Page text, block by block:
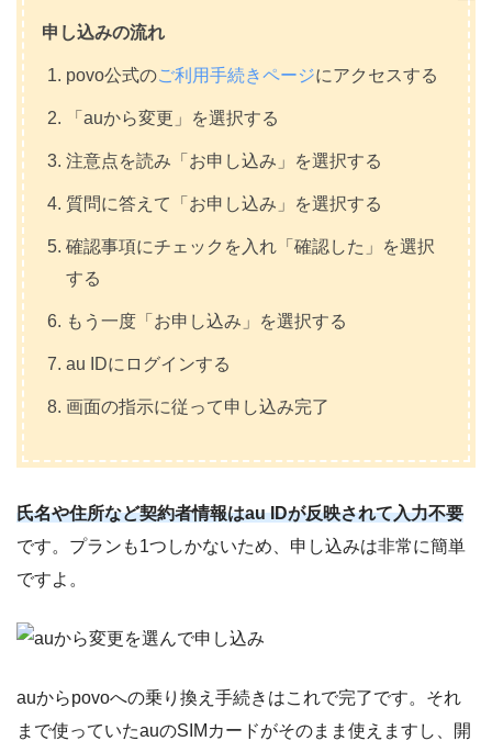
申し込みの流れ
povo公式のご利用手続きページにアクセスする
「auから変更」を選択する
注意点を読み「お申し込み」を選択する
質問に答えて「お申し込み」を選択する
確認事項にチェックを入れ「確認した」を選択
する
もう一度「お申し込み」を選択する
au IDにログインする
画面の指示に従って申し込み完了
氏名や住所など契約者情報はau IDが反映されて入力不要
です。プランも1つしかないため、申し込みは非常に簡単
ですよ。
auからpovoへの乗り換え手続きはこれで完了です。それ
まで使っていたauのSIMカードがそのまま使えますし、開